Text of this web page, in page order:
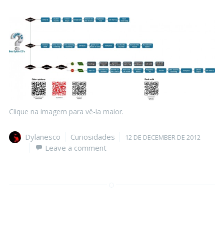
Clique na imagem para vê-la maior.
Author
Dylanesco Categories
Curiosidades
Posted
12 DE DECEMBER DE 2012
Leave a comment